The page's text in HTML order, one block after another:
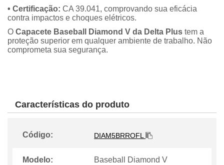
• Certificação: CA 39.041, comprovando sua eficácia
contra impactos e choques elétricos.
O Capacete Baseball Diamond V da Delta Plus tem a
proteção superior em qualquer ambiente de trabalho. Não
comprometa sua segurança.
Características do produto
Código: DIAM5BRROFL
Modelo: Baseball Diamond V